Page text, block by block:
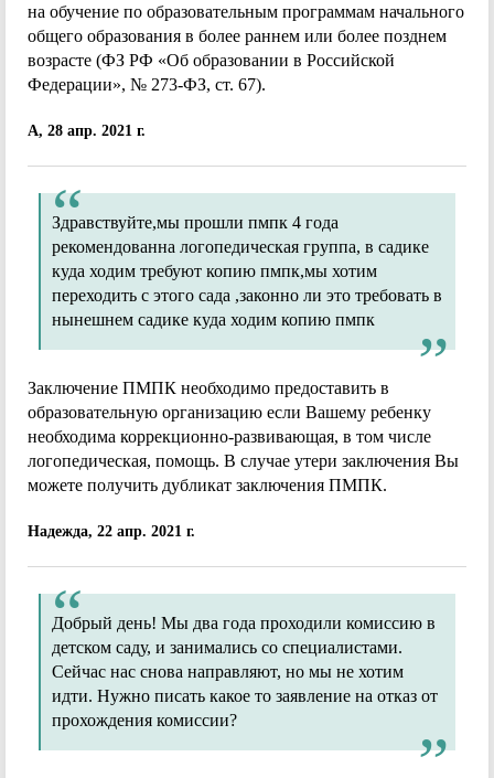
на обучение по образовательным программам начального
общего образования в более раннем или более позднем
возрасте (ФЗ РФ «Об образовании в Российской
Федерации», № 273-ФЗ, ст. 67).
А, 28 апр. 2021 г.
Здравствуйте,мы прошли пмпк 4 года
рекомендованна логопедическая группа, в садике
куда ходим требуют копию пмпк,мы хотим
переходить с этого сада ,законно ли это требовать в
нынешнем садике куда ходим копию пмпк
Заключение ПМПК необходимо предоставить в
образовательную организацию если Вашему ребенку
необходима коррекционно-развивающая, в том числе
логопедическая, помощь. В случае утери заключения Вы
можете получить дубликат заключения ПМПК.
Надежда, 22 апр. 2021 г.
Добрый день! Мы два года проходили комиссию в
детском саду, и занимались со специалистами.
Сейчас нас снова направляют, но мы не хотим
идти. Нужно писать какое то заявление на отказ от
прохождения комиссии?